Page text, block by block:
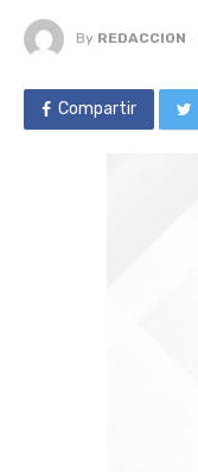
By REDACCION
Compartir